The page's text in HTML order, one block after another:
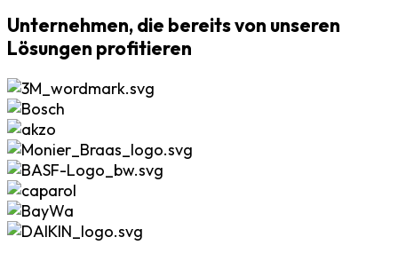
Unternehmen, die bereits von unseren
Lösungen profitieren